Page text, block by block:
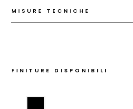
MISURE TECNICHE
FINITURE DISPONIBILI